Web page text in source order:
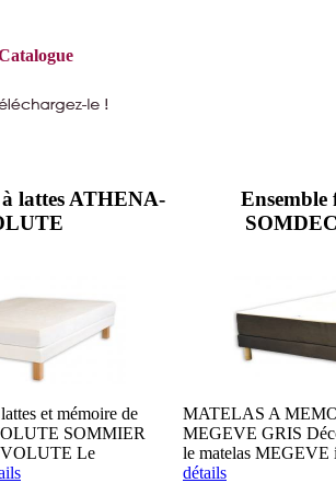
lattes ATHENA-
et mémoire de
SOMMIER
Le
Ensemble
MATELAS A
MEGEVE GRIS
le matelas MEGEVE
détails